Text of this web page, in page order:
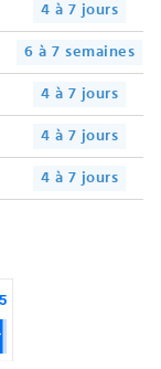
4 à 7 jours
6 à 7 semaines
4 à 7 jours
4 à 7 jours
4 à 7 jours